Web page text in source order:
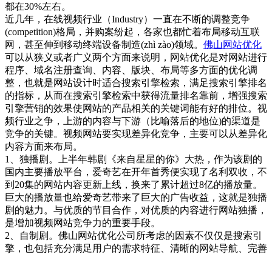
都在30%左右。
近几年，在线视频行业（Industry）一直在不断的调整竞争
(competition)格局，并购案纷起，各家也都忙着布局移动互联
网，甚至伸到移动终端设备制造(zhì zào)领域。 佛山网站优化
可以从狭义或者广义两个方面来说明，网站优化是对网站进行
程序、域名注册查询、内容、版块、布局等多方面的优化调
整，也就是网站设计时适合搜索引擎检索，满足搜索引擎排名
的指标，从而在搜索引擎检索中获得流量排名靠前，增强搜索
引擎营销的效果使网站的产品相关的关键词能有好的排位。视
频行业之争，上游的内容与下游（比喻落后的地位)的渠道是
竞争的关键。视频网站要实现差异化竞争，主要可以从差异化
内容方面来布局。
1、独播剧。上半年韩剧《来自星星的你》大热，作为该剧的
国内主要播放平台，爱奇艺在开年首秀便实现了名利双收，不
到20集的网站内容更新上线，换来了累计超过8亿的播放量。
巨大的播放量也给爱奇艺带来了巨大的广告收益，这就是独播
剧的魅力。与优质的节目合作，对优质的内容进行网站独播，
是增加视频网站竞争力的重要手段。
2、自制剧。佛山网站优化公司所考虑的因素不仅仅是搜索引
擎，也包括充分满足用户的需求特征、清晰的网站导航、完善